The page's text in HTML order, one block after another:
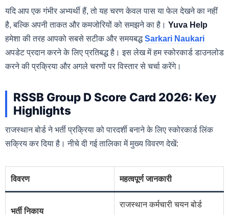
यदि आप एक गंभीर अभ्यर्थी हैं, तो यह चरण केवल पास या फेल देखने का नहीं
है, बल्कि अपनी ताकत और कमजोरियों को समझने का है। Yuva Help
हमेशा की तरह आपको सबसे सटीक और समयबद्धSarkari Naukari
अपडेट प्रदान करने के लिए प्रतिबद्ध है। इस लेख में हम स्कोरकार्ड डाउनलोड
करने की प्रक्रिया और अगले चरणों पर विस्तार से चर्चा करेंगे।
RSSB Group D Score Card 2026: Key
Highlights
राजस्थान बोर्ड ने भर्ती प्रक्रिया को पारदर्शी बनाने के लिए स्कोरकार्ड लिंक
सक्रिय कर दिया है। नीचे दी गई तालिका में मुख्य विवरण देखें:
विवरण महत्वपूर्ण जानकारी
भर्ती निकाय
राजस्थान कर्मचारी चयन बोर्ड